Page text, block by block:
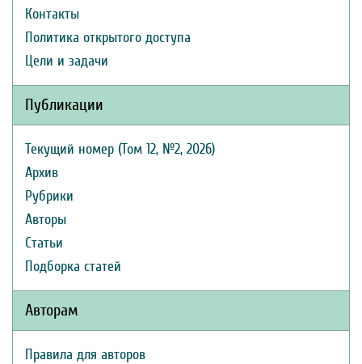
Контакты
Политика открытого доступа
Цели и задачи
Публикации
Текущий номер (Том 12, №2, 2026)
Архив
Рубрики
Авторы
Статьи
Подборка статей
Авторам
Правила для авторов